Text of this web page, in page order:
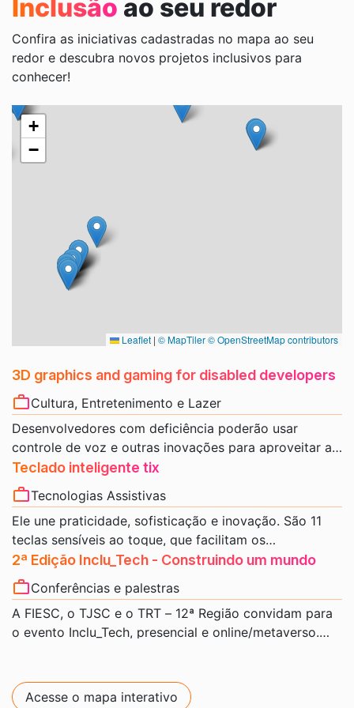
Inclusão ao seu redor
Confira as iniciativas cadastradas no mapa ao seu
redor e descubra novos projetos inclusivos para
conhecer!
+
−
Leaflet | © MapTiler© OpenStreetMap contributors
3D graphics and gaming for disabled developers
Cultura, Entretenimento e Lazer
Desenvolvedores com deficiência poderão usar
controle de voz e outras inovações para aproveitar ao
máximo as oportunidades de emprego na indústria de
jogos e gráficos 3D, graças à tecnologia desenvolvida
pela Birmingham City University (BCU).
Teclado inteligente tix
Tecnologias Assistivas
Ele une praticidade, sofisticação e inovação. São 11
teclas sensíveis ao toque, que facilitam os
movimentos das mãos e tornam o momento mais
acessível.
2ª Edição Inclu_Tech - Construindo um mundo
inclusivo
Conferências e palestras
A FIESC, o TJSC e o TRT – 12ª Região convidam para
o evento Inclu_Tech, presencial e online/metaverso.
compartilhando ações, experiências e tecnologias na
luzes em tom laranja e texto na cor branca. No topo
Acesse o mapa interativo